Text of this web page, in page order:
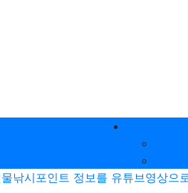
낚시포인트 정보를 유튜브영상으